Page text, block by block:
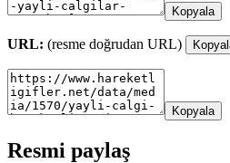
Kopyala
URL: (resme doğrudan URL)
Kopyala
Resmi paylaş